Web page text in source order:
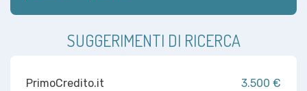
SUGGERIMENTI DI RICERCA
PrimoCredito.it 3.500 €